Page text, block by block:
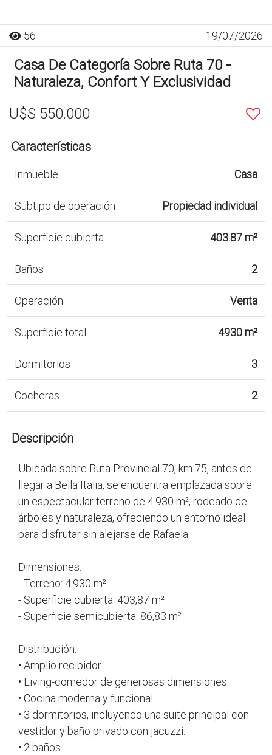
56 19/07/2026
Casa De Categoría Sobre Ruta 70 -
Naturaleza, Confort Y Exclusividad
U$S 550.000
Características
Inmueble Casa
Subtipo de operación Propiedad individual
Superficie cubierta 403.87 m²
Baños 2
Operación Venta
Superficie total 4930 m²
Dormitorios 3
Cocheras 2
Descripción
Ubicada sobre Ruta Provincial 70, km 75, antes de
llegar a Bella Italia, se encuentra emplazada sobre
un espectacular terreno de 4.930 m², rodeado de
árboles y naturaleza, ofreciendo un entorno ideal
para disfrutar sin alejarse de Rafaela.
Dimensiones:
- Terreno: 4.930 m²
- Superficie cubierta: 403,87 m²
- Superficie semicubierta: 86,83 m²
Distribución:
• Amplio recibidor.
• Living-comedor de generosas dimensiones.
• Cocina moderna y funcional.
• 3 dormitorios, incluyendo una suite principal con
vestidor y baño privado con jacuzzi.
• 2 baños.